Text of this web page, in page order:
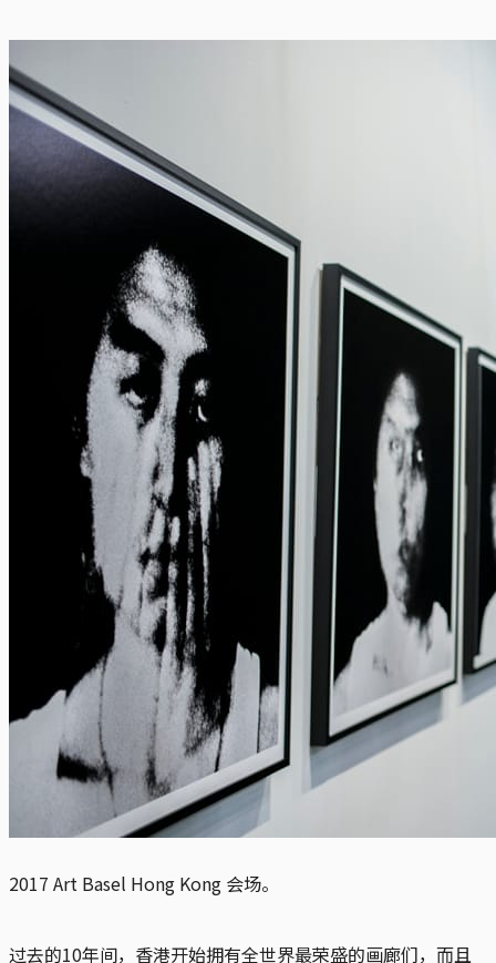
2017 Art Basel Hong Kong 会场。
过去的10年间，香港开始拥有全世界最荣盛的画廊们，而且